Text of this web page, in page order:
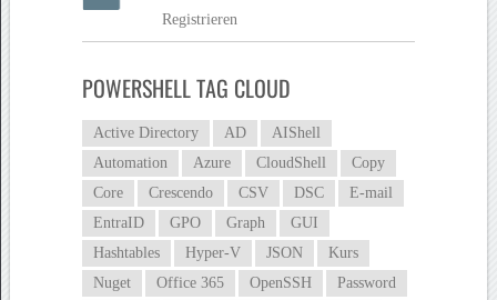
Registrieren
POWERSHELL TAG CLOUD
Active Directory AD
AIShell
Automation
Azure CloudShell
Copy
Core
Crescendo CSV DSC
E-mail
EntraID
GPO Graph
GUI
Hashtables
Hyper-V JSON
Kurs
Nuget
Office 365 OpenSSH
Password